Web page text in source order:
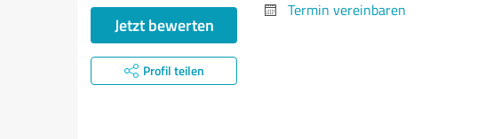
Jetzt bewerten
Profil teilen
Termin vereinbaren